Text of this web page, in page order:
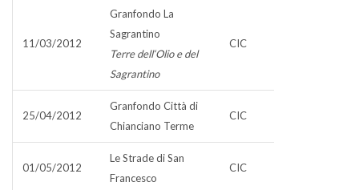
11/03/2012
Granfondo La
Sagrantino
Terre dell‘Olio e del
Sagrantino
CIC
25/04/2012
Granfondo Città di
Chianciano Terme
CIC
01/05/2012
Le Strade di San
Francesco
CIC